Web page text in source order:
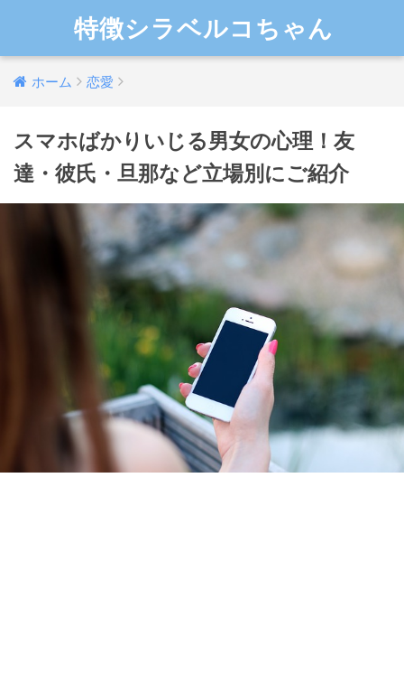
特徴シラベルコちゃん
ホーム 恋愛
スマホばかりいじる男女の心理！友
達・彼氏・旦那など立場別にご紹介